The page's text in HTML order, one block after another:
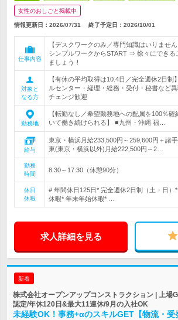
女性のおしごと掲載中
情報更新日：2026/07/31 終了予定日： 2026/10/01
仕事内容
【デスクワークのみ／専門知識はいりませ
シンプルワークからSTART ⇒ 徐々にできる
ましょう！
対象と
なる方
【有休の平均取得は10.4日／完全週休2日制
ルセンター・経理・総務・受付・秘書など
チェンジ歓迎
勤務地
【転勤なし／希望勤務地への配属を100％
いて働き続けられる】 ■九州・沖縄 福…
給与
東京・横浜月給233,500円～259,600円＋諸
東(東京・横浜以外)月給222,500円～2…
勤務
時間
8:30～17:30（休憩90分）
休日
休暇
# 年間休日125日* 完全週休2日制（土・日）
休暇* 年末年始休暇* …
求人詳細を見る
新着
株式会社オープンアップコンストラクション | 上場
認定/年休120日&最大11連休/9月の入社OK
未経験OK！事務+αのスキルGET【物流・